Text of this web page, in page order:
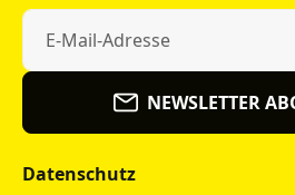
NEWSLETTER
Datenschutz